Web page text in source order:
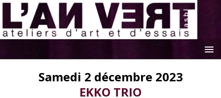
Samedi 2 décembre 2023
EKKO TRIO